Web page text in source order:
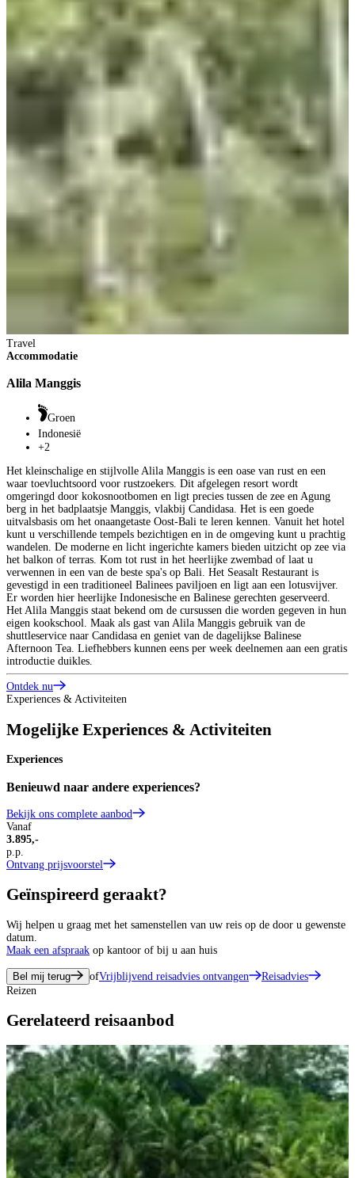
Travel
Accommodatie
Alila Manggis
Groen
Indonesië
+2
Het kleinschalige en stijlvolle Alila Manggis is een oase van rust en een
waar toevluchtsoord voor rustzoekers. Dit afgelegen resort wordt
omgeringd door kokosnootbomen en ligt precies tussen de zee en Agung
berg in het badplaatsje Manggis, vlakbij Candidasa. Het is een goede
uitvalsbasis om het onaangetaste Oost-Bali te leren kennen. Vanuit het hotel
kunt u verschillende tempels bezichtigen en in de omgeving kunt u prachtig
wandelen. De moderne en licht ingerichte kamers bieden uitzicht op zee via
het balkon of terras. Kom tot rust in het heerlijke zwembad of laat u
verwennen in een van de beste spa's op Bali. Het Seasalt Restaurant is
gevestigd in een traditioneel Balinees paviljoen en ligt aan een lotusvijver.
Er worden hier heerlijke Indonesische en Balinese gerechten geserveerd.
Het Alila Manggis staat bekend om de cursussen die worden gegeven in hun
eigen kookschool. Maak als gast van Alila Manggis gebruik van de
shuttleservice naar Candidasa en geniet van de dagelijkse Balinese
Afternoon Tea. Liefhebbers kunnen eens per week deelnemen aan een gratis
introductie duikles.
Ontdek nu
Experiences & Activiteiten
Mogelijke Experiences & Activiteiten
Experiences
Benieuwd naar andere experiences?
Bekijk ons complete aanbod
Vanaf
3.895,-
p.p.
Ontvang prijsvoorstel
Geïnspireerd geraakt?
Wij helpen u graag met het samenstellen van uw reis op de door u gewenste
datum.
Maak een afspraak op kantoor of bij u aan huis
Bel mij terug ofVrijblijvend reisadvies ontvangen
Reisadvies
Reizen
Gerelateerd reisaanbod